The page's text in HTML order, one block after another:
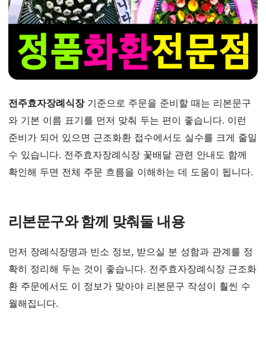
전주효자장례식장기준으로 주문을 준비할 때는 리본문구
와 기본 이름 표기를 먼저 맞춰 두는 편이 좋습니다. 이런
준비가 되어 있으면 근조화환 접수에서도 실수를 크게 줄일
수 있습니다. 전주효자장례식장 꽃배달 관련 안내도 함께
확인해 두면 전체 주문 흐름을 이해하는 데 도움이 됩니다.
리본문구와 함께 맞춰둘 내용
먼저 장례식장명과 빈소 정보, 받으실 분 성함과 관계를 정
확히 정리해 두는 것이 좋습니다. 전주효자장례식장 근조화
환 주문에서도 이 정보가 맞아야 리본문구 작성이 훨씬 수
월해집니다.